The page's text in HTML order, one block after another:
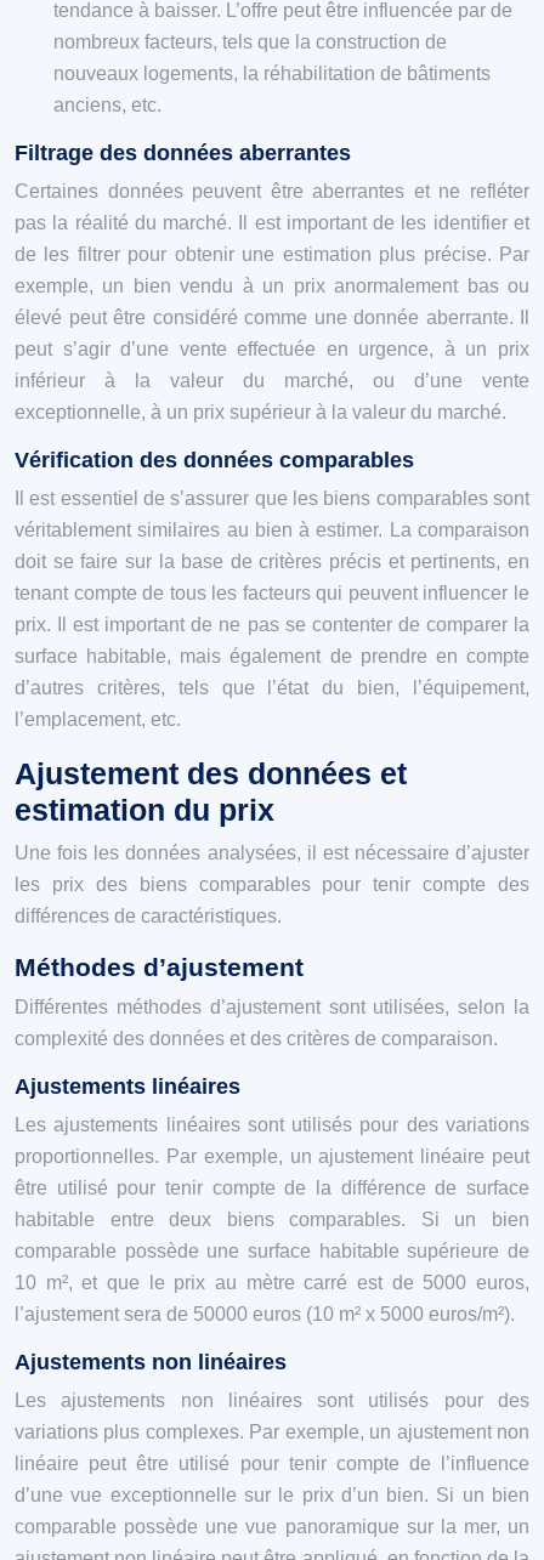
tendance à baisser. L’offre peut être influencée par de
nombreux facteurs, tels que la construction de
nouveaux logements, la réhabilitation de bâtiments
anciens, etc.
Filtrage des données aberrantes
Certaines données peuvent être aberrantes et ne refléter
pas la réalité du marché. Il est important de les identifier et
de les filtrer pour obtenir une estimation plus précise. Par
exemple, un bien vendu à un prix anormalement bas ou
élevé peut être considéré comme une donnée aberrante. Il
peut s’agir d’une vente effectuée en urgence, à un prix
inférieur à la valeur du marché, ou d’une vente
exceptionnelle, à un prix supérieur à la valeur du marché.
Vérification des données comparables
Il est essentiel de s’assurer que les biens comparables sont
véritablement similaires au bien à estimer. La comparaison
doit se faire sur la base de critères précis et pertinents, en
tenant compte de tous les facteurs qui peuvent influencer le
prix. Il est important de ne pas se contenter de comparer la
surface habitable, mais également de prendre en compte
d’autres critères, tels que l’état du bien, l’équipement,
l’emplacement, etc.
Ajustement des données et
estimation du prix
Une fois les données analysées, il est nécessaire d’ajuster
les prix des biens comparables pour tenir compte des
différences de caractéristiques.
Méthodes d’ajustement
Différentes méthodes d’ajustement sont utilisées, selon la
complexité des données et des critères de comparaison.
Ajustements linéaires
Les ajustements linéaires sont utilisés pour des variations
proportionnelles. Par exemple, un ajustement linéaire peut
être utilisé pour tenir compte de la différence de surface
habitable entre deux biens comparables. Si un bien
comparable possède une surface habitable supérieure de
10 m², et que le prix au mètre carré est de 5000 euros,
l’ajustement sera de 50000 euros (10 m² x 5000 euros/m²).
Ajustements non linéaires
Les ajustements non linéaires sont utilisés pour des
variations plus complexes. Par exemple, un ajustement non
linéaire peut être utilisé pour tenir compte de l’influence
d’une vue exceptionnelle sur le prix d’un bien. Si un bien
comparable possède une vue panoramique sur la mer, un